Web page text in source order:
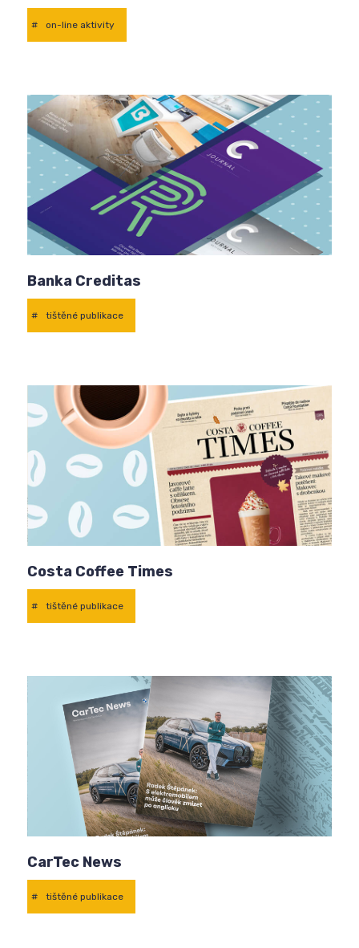
# on-line aktivity
Banka Creditas
# tištěné publikace
Costa Coffee Times
# tištěné publikace
CarTec News
# tištěné publikace